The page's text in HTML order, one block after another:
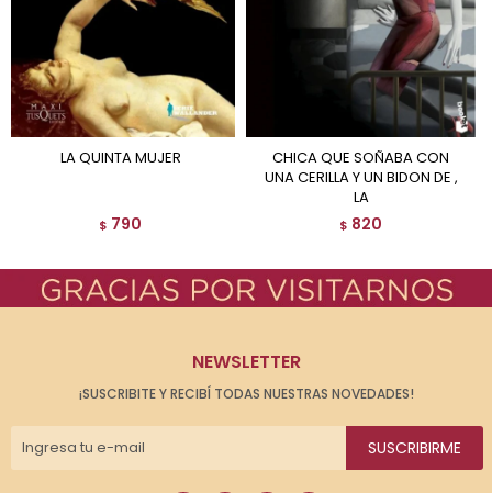
LA QUINTA MUJER
$ 790
CHICA QUE SOÑABA CON
UNA CERILLA Y UN BIDON DE ,
LA
$ 820
NEWSLETTER
¡SUSCRIBITE Y RECIBÍ TODAS NUESTRAS NOVEDADES!
SUSCRIBIRME